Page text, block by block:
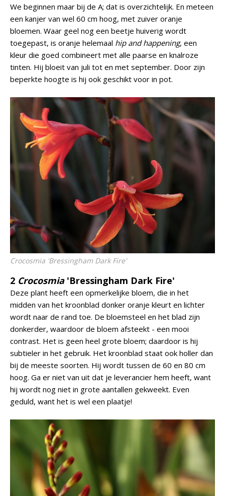
We beginnen maar bij de A; dat is overzichtelijk. En meteen
een kanjer van wel 60 cm hoog, met zuiver oranje
bloemen. Waar geel nog een beetje huiverig wordt
toegepast, is oranje helemaal hip and happening, een
kleur die goed combineert met alle paarse en knalroze
tinten. Hij bloeit van juli tot en met september. Door zijn
beperkte hoogte is hij ook geschikt voor in pot.
Crocosmia 'Bressingham Dark Fire'
2 Crocosmia'Bressingham Dark Fire'
Deze plant heeft een opmerkelijke bloem, die in het
midden van het kroonblad donker oranje kleurt en lichter
wordt naar de rand toe. De bloemsteel en het blad zijn
donkerder, waardoor de bloem afsteekt - een mooi
contrast. Het is geen heel grote bloem; daardoor is hij
subtieler in het gebruik. Het kroonblad staat ook holler dan
bij de meeste soorten. Hij wordt tussen de 60 en 80 cm
hoog. Ga er niet van uit dat je leverancier hem heeft, want
hij wordt nog niet in grote aantallen gekweekt. Even
geduld, want het is wel een plaatje!